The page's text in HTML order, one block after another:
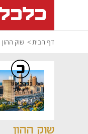
דף הבית שוק ההון
שוק ההון
כלכליסט
דיגיטל